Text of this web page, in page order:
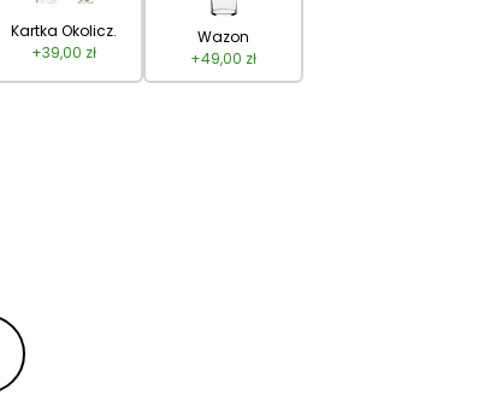
Kartka Okolicz.
+39,00 zł
Wazon
+49,00 zł